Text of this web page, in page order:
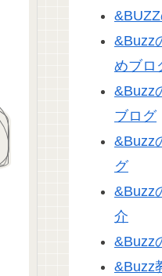
&Buzz
めブロ
&Buzz
ブログ
&Buzz
グ
&Buzz
介
&Buzz
&Buzz